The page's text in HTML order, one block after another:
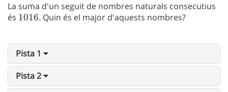
La suma d'un seguit de nombres naturals consecutius
és 1016
1016. Quin és el major d'aquests nombres?
Pista 1
Pista 2